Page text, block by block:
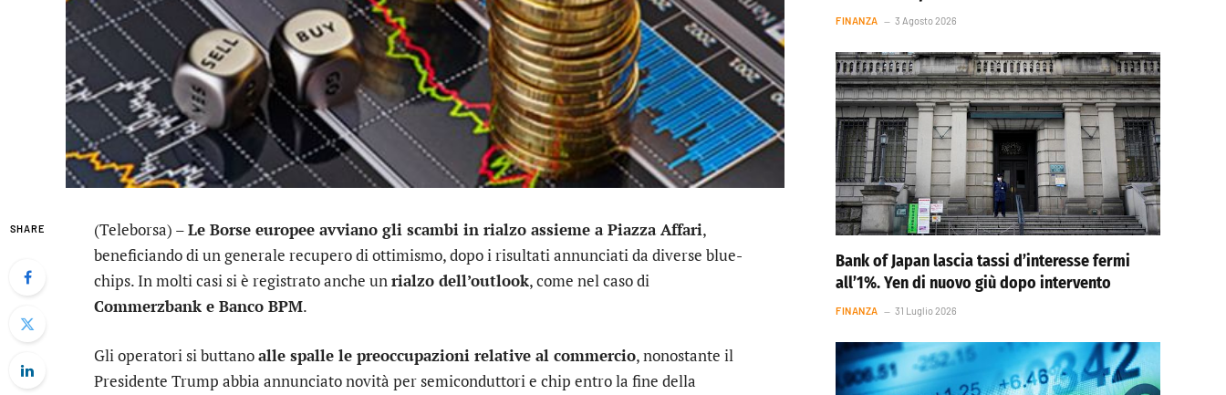
SHARE (Teleborsa) –Le Borse europee avviano gli scambi in rialzo assieme a Piazza Affari,
beneficiando di un generale recupero di ottimismo, dopo i risultati annunciati da diverse blue-
chips. In molti casi si è registrato anche unrialzo dell’outlook, come nel caso di
Commerzbank e Banco BPM.
Gli operatori si buttanoalle spalle le preoccupazioni relative al commercio, nonostante il
Presidente Trump abbia annunciato novità per semiconduttori e chip entro la fine della
FINANZA 3 Agosto 2026
Bank of Japan lascia tassi d’interesse fermi
all’1%. Yen di nuovo giù dopo intervento
FINANZA 31 Luglio 2026